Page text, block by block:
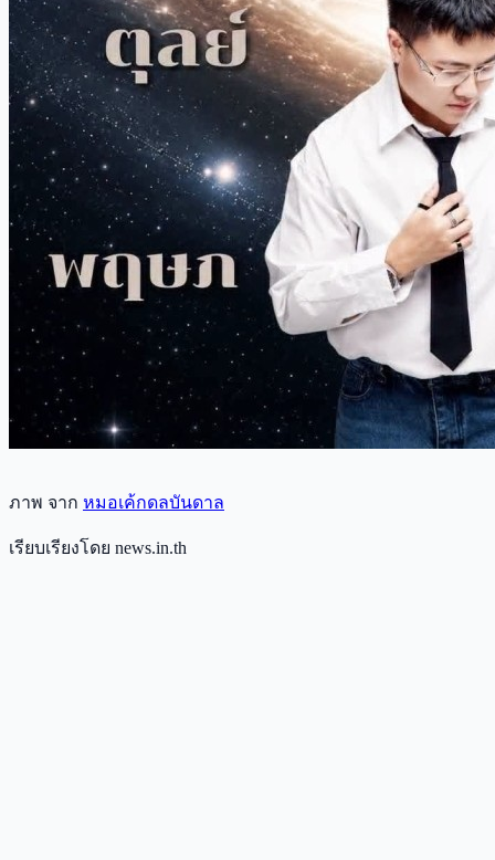
ภาพ จาก หมอเค้กดลบันดาล
เรียบเรียงโดย news.in.th